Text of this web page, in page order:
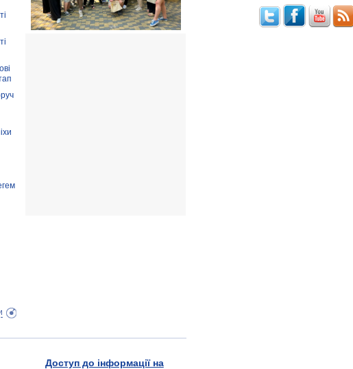
Доступ до інформації на